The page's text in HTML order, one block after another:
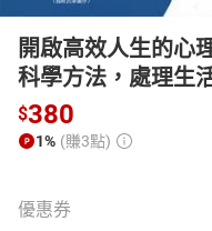
開啟高效人生的心
科學方法，處理生
生！【有聲書】
$380
1% (賺3點)
優惠券